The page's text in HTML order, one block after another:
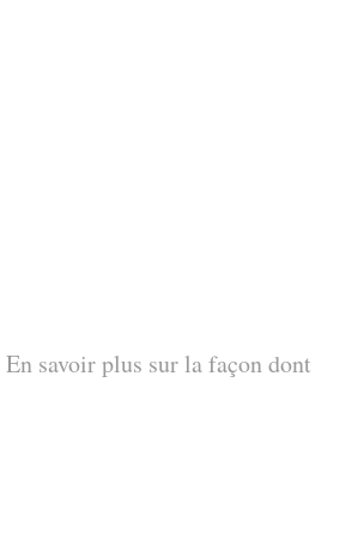
En savoir plus sur la façon dont